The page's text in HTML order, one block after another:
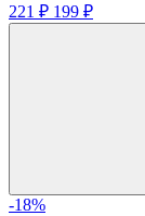
221 ₽ 199 ₽
-18%